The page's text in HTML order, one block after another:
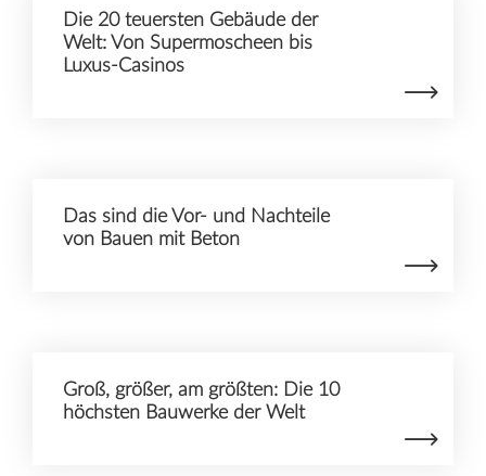
Die 20 teuersten Gebäude der
Welt: Von Supermoscheen bis
Luxus-Casinos
Das sind die Vor- und Nachteile
von Bauen mit Beton
Groß, größer, am größten: Die 10
höchsten Bauwerke der Welt